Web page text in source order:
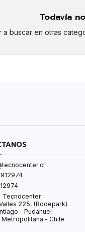
Todavía
a buscar en otras
Tecnocenter
225, (Bodepark)
- Pudahuel
Metropolitana - Chile